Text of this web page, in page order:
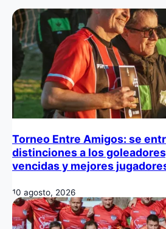
Torneo Entre Amigos: se
distinciones a los
vencidas y mejores
10 agosto, 2026